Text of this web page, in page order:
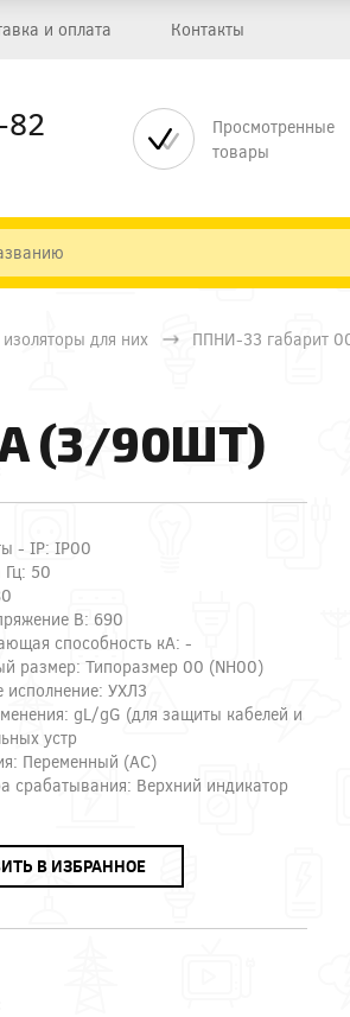
и оплата Контакты
Просмотренные
товары
для них ППНИ-33 габарит
(3/90ШТ)
- IP: IP00
Гц: 50
В: 690
способность кА: -
размер: Типоразмер 00 (NH00)
исполнение: УХЛ3
gL/gG (для защиты кабелей и
устр
Переменный (AC)
срабатывания: Верхний индикатор
В ИЗБРАННОЕ